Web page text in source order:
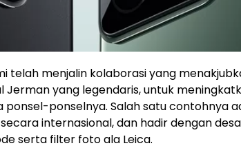
telah menjalin kolaborasi yang
Jerman yang legendaris, untuk
ponselnya. Salah satu contohnya
internasional, dan hadir dengan
serta filter foto ala Leica.